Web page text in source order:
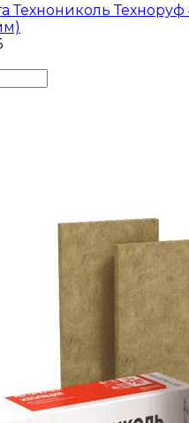
Технониколь Техноруф